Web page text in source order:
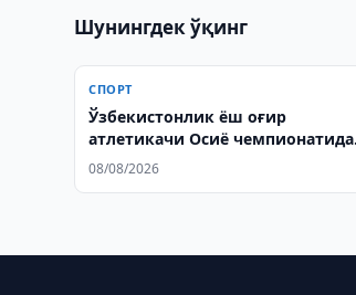
Шунингдек ўқинг
СПОРТ
Ўзбекистонлик ёш оғир
атлетикачи Осиё чемпионатида
бронза олди
08/08/2026